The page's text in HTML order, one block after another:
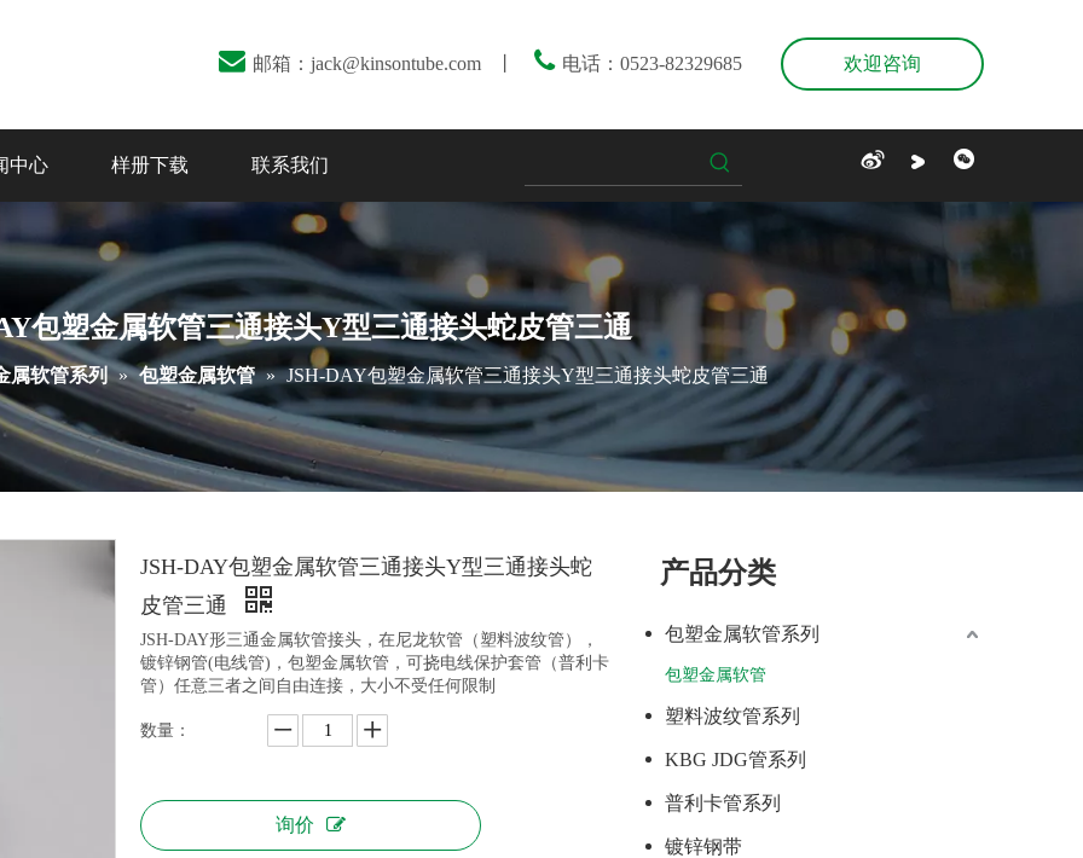
 邮箱： jack@kinsontube.com  电话：0523-82329685 欢迎咨询
中心 样册下载 联系我们
包塑金属软管三通接头Y型三通接头蛇皮管三通
属软管系列 » 包塑金属软管 » JSH-DAY包塑金属软管三通接头Y型三通接头蛇皮管三通
JSH-DAY包塑金属软管三通接头Y型三通接头蛇
皮管三通
JSH-DAY形三通金属软管接头，在尼龙软管（塑料波纹管），
镀锌钢管(电线管)，包塑金属软管，可挠电线保护套管（普利卡
管）任意三者之间自由连接，大小不受任何限制
数量：
询价
产品分类
包塑金属软管系列
包塑金属软管
塑料波纹管系列
KBG JDG管系列
普利卡管系列
镀锌钢带